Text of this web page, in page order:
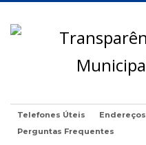
Telefones Úteis Endereços
Perguntas Frequentes